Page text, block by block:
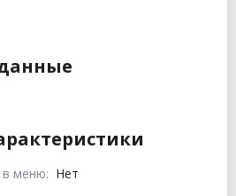
в меню: Нет